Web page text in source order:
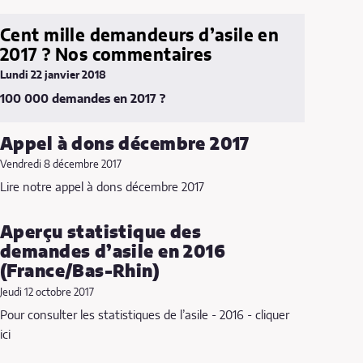
Cent mille demandeurs d’asile en
2017 ? Nos commentaires
Lundi 22 janvier 2018
100 000 demandes en 2017 ?
Appel à dons décembre 2017
Vendredi 8 décembre 2017
Lire notre appel à dons décembre 2017
Aperçu statistique des
demandes d’asile en 2016
(France/Bas-Rhin)
Jeudi 12 octobre 2017
Pour consulter les statistiques de l’asile - 2016 - cliquer
ici